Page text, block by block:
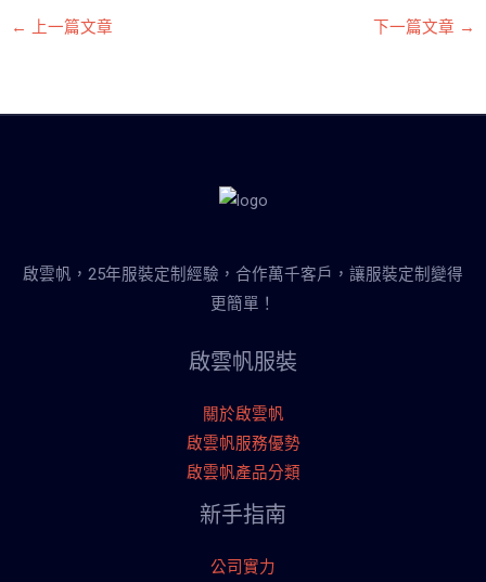
← 上一篇文章 下一篇文章 →
啟雲帆，25年服裝定制經驗，合作萬千客戶，讓服裝定制變得
更簡單！
啟雲帆服裝
關於啟雲帆
啟雲帆服務優勢
啟雲帆產品分類
新手指南
公司實力